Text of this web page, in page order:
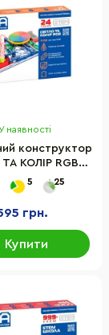
наявності
конструктор
КОЛІР RGB"
світло
5 25
грн.
Купити